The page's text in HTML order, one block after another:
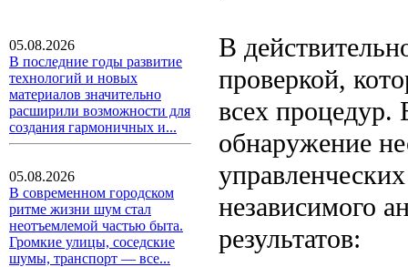
05.08.2026
В последние годы развитие
технологий и новых
материалов значительно
расширили возможности для
создания гармоничных и...
05.08.2026
В современном городском
ритме жизни шум стал
неотъемлемой частью быта.
Громкие улицы, соседские
шумы, транспорт — все...
В
проверкой,
всех процедур.
обнаружение
независимого
результатов: